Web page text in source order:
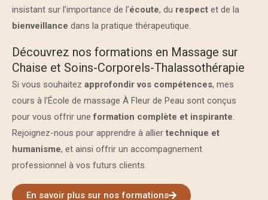
insistant sur l’importance de l’écoute, du respect et de la
bienveillance dans la pratique thérapeutique.
Découvrez nos formations en Massage sur
Chaise et Soins-Corporels-Thalassothérapie
Si vous souhaitez approfondir vos compétences, mes
cours à l’École de massage À Fleur de Peau sont conçus
pour vous offrir uneformation complète et inspirante.
Rejoignez-nous pour apprendre à allier technique et
humanisme, et ainsi offrir un accompagnement
professionnel à vos futurs clients.
En savoir plus sur nos formations